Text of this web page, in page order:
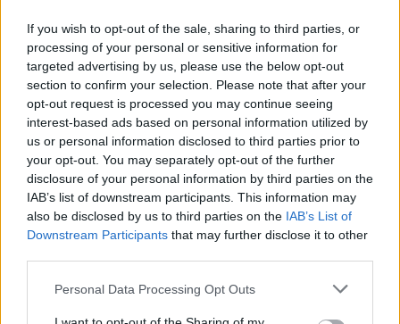
If you wish to opt-out of the sale, sharing to third parties, or
processing of your personal or sensitive information for
targeted advertising by us, please use the below opt-out
section to confirm your selection. Please note that after your
opt-out request is processed you may continue seeing
interest-based ads based on personal information utilized by
us or personal information disclosed to third parties prior to
your opt-out. You may separately opt-out of the further
disclosure of your personal information by third parties on the
IAB’s list of downstream participants. This information may
also be disclosed by us to third parties on the IAB’s List of
Downstream Participants that may further disclose it to other
Please note that this website/app uses one or more Google
Personal Data Processing Opt Outs